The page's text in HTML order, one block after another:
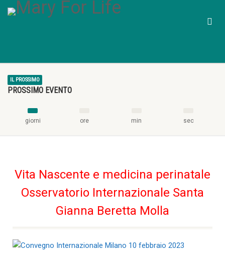
IL PROSSIMO
PROSSIMO EVENTO
giorni ore min sec
Vita Nascente e medicina perinatale
Osservatorio Internazionale Santa
Gianna Beretta Molla